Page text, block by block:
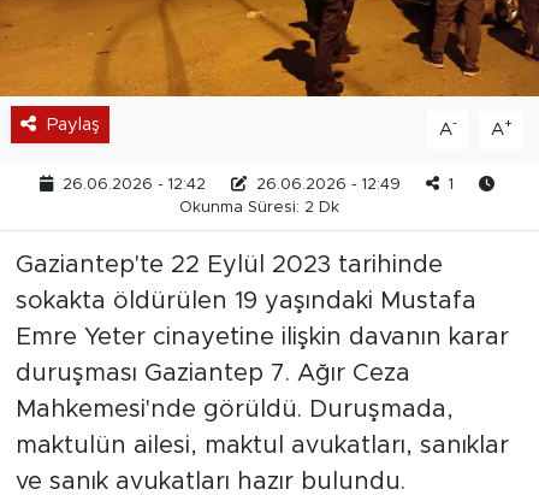
Paylaş A- A+
26.06.2026 - 12:42 26.06.2026 - 12:49
1
Okunma Süresi: 2 Dk
Gaziantep'te 22 Eylül 2023 tarihinde
sokakta öldürülen 19 yaşındaki Mustafa
Emre Yeter cinayetine ilişkin davanın karar
duruşması Gaziantep 7. Ağır Ceza
Mahkemesi'nde görüldü. Duruşmada,
maktulün ailesi, maktul avukatları, sanıklar
ve sanık avukatları hazır bulundu.